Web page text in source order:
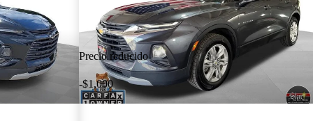
Precio reducido
-$1,000